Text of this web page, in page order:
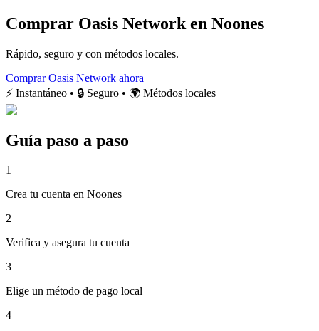
Comprar Oasis Network en Noones
Rápido, seguro y con métodos locales.
Comprar Oasis Network ahora
⚡ Instantáneo • 🔒 Seguro • 🌍 Métodos locales
Guía paso a paso
1
Crea tu cuenta en Noones
2
Verifica y asegura tu cuenta
3
Elige un método de pago local
4